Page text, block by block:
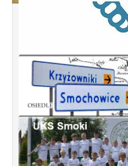
Spotkanie
budowy ulic
Kociewska,